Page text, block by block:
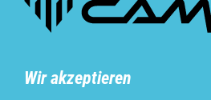
Wir akzeptieren